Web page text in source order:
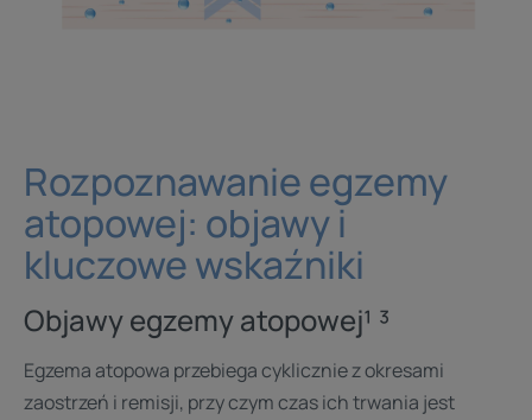
Rozpoznawanie egzemy
atopowej: objawy i
kluczowe wskaźniki
Objawy egzemy atopowej¹ ³
Egzema atopowa przebiega cyklicznie z okresami
zaostrzeń i remisji, przy czym czas ich trwania jest